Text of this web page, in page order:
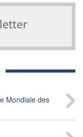
Mondiale des